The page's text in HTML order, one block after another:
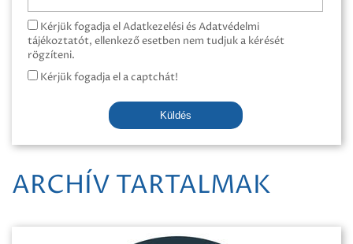
Kérjük fogadja el Adatkezelési és Adatvédelmi
tájékoztatót, ellenkező esetben nem tudjuk a kérését
rögzíteni.
Kérjük fogadja el a captchát!
Küldés
ARCHÍV TARTALMAK